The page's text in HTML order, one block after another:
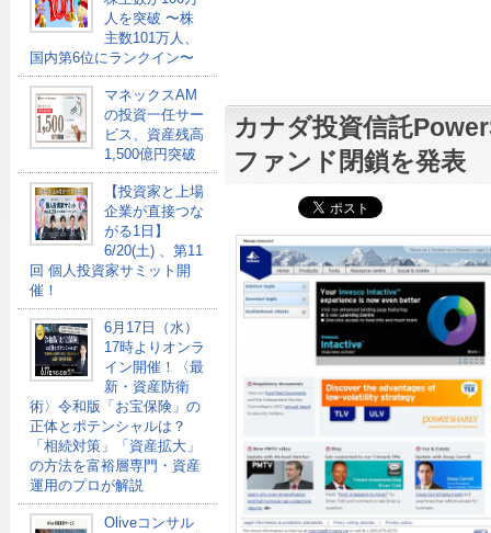
人を突破 〜株
主数101万人、
国内第6位にランクイン〜
マネックスAM
の投資一任サー
ビス、資産残高
1,500億円突破
【投資家と上場
企業が直接つな
がる1日】
6/20(土) 、第11
回 個人投資家サミット開
催！
6月17日（水）
17時よりオンラ
イン開催！〈最
新・資産防衛
術〉令和版「お宝保険」の
正体とポテンシャルは？
「相続対策」「資産拡大」
の方法を富裕層専門・資産
運用のプロが解説
Oliveコンサル
カナダ投資信託
ファンド閉鎖を発表